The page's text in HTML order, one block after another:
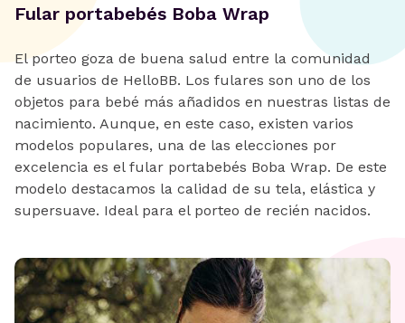
Fular portabebés Boba Wrap
El porteo goza de buena salud entre la comunidad
de usuarios de HelloBB. Los fulares son uno de los
objetos para bebé más añadidos en nuestras listas de
nacimiento. Aunque, en este caso, existen varios
modelos populares, una de las elecciones por
excelencia es el fular portabebés Boba Wrap. De este
modelo destacamos la calidad de su tela, elástica y
supersuave. Ideal para el porteo de recién nacidos.